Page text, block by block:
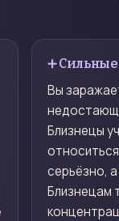
➕
Вы
Близнецы
серьёзно,
Близнецам